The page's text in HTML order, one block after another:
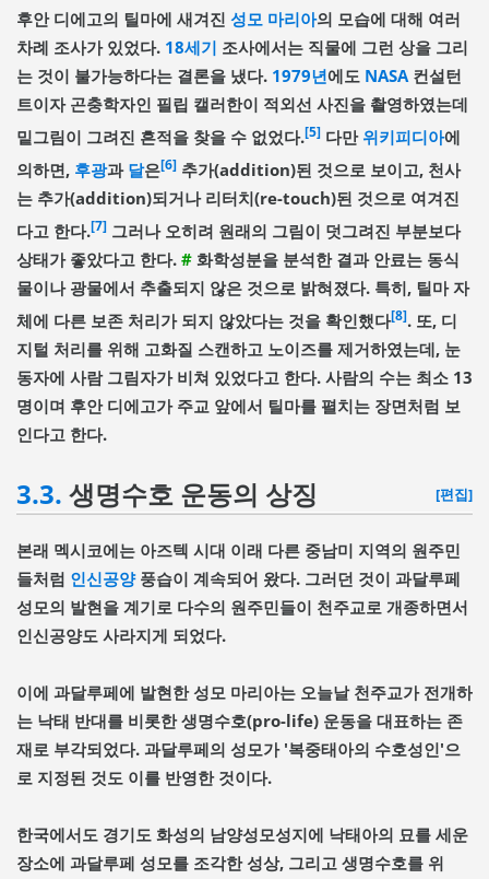
후안 디에고의 틸마에 새겨진 성모 마리아의 모습에 대해 여러
차례 조사가 있었다. 18세기 조사에서는 직물에 그런 상을 그리
는 것이 불가능하다는 결론을 냈다. 1979년에도 NASA컨설턴
트이자 곤충학자인 필립 캘러한이 적외선 사진을 촬영하였는데
밑그림이 그려진 흔적을 찾을 수 없었다.[5]다만 위키피디아에
의하면, 후광과 달은[6]추가(addition)된 것으로 보이고, 천사
는 추가(addition)되거나 리터치(re-touch)된 것으로 여겨진
다고 한다.[7]그러나 오히려 원래의 그림이 덧그려진 부분보다
상태가 좋았다고 한다. #화학성분을 분석한 결과 안료는 동식
물이나 광물에서 추출되지 않은 것으로 밝혀졌다. 특히, 틸마 자
체에 다른 보존 처리가 되지 않았다는 것을 확인했다[8]. 또, 디
지털 처리를 위해 고화질 스캔하고 노이즈를 제거하였는데, 눈
동자에 사람 그림자가 비쳐 있었다고 한다. 사람의 수는 최소 13
명이며 후안 디에고가 주교 앞에서 틸마를 펼치는 장면처럼 보
인다고 한다.
3.3. 생명수호 운동의 상징 [편집]
본래 멕시코에는 아즈텍 시대 이래 다른 중남미 지역의 원주민
들처럼 인신공양풍습이 계속되어 왔다. 그러던 것이 과달루페
성모의 발현을 계기로 다수의 원주민들이 천주교로 개종하면서
인신공양도 사라지게 되었다.
이에 과달루페에 발현한 성모 마리아는 오늘날 천주교가 전개하
는 낙태 반대를 비롯한 생명수호(pro-life) 운동을 대표하는 존
재로 부각되었다. 과달루페의 성모가 '복중태아의 수호성인'으
로 지정된 것도 이를 반영한 것이다.
한국에서도 경기도 화성의 남양성모성지에 낙태아의 묘를 세운
장소에 과달루페 성모를 조각한 성상, 그리고 생명수호를 위